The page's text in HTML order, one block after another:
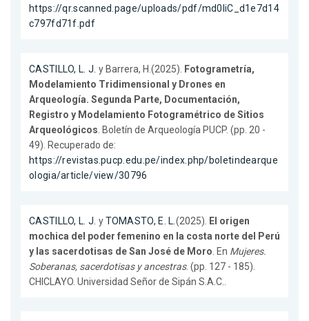
https://qr.scanned.page/uploads/pdf/md0IiC_d1e7d14
c797fd71f.pdf
CASTILLO, L. J. y Barrera, H.(2025). Fotogrametría,
Modelamiento Tridimensional y Drones en
Arqueología. Segunda Parte, Documentación,
Registro y Modelamiento Fotogramétrico de Sitios
Arqueológicos. Boletín de Arqueología PUCP. (pp. 20 -
49). Recuperado de:
https://revistas.pucp.edu.pe/index.php/boletindearque
ologia/article/view/30796
CASTILLO, L. J. yTOMASTO, E. L.(2025). El origen
mochica del poder femenino en la costa norte del Perú
y las sacerdotisas de San José de Moro. En Mujeres.
Soberanas, sacerdotisas y ancestras. (pp. 127 - 185).
CHICLAYO. Universidad Señor de Sipán S.A.C..